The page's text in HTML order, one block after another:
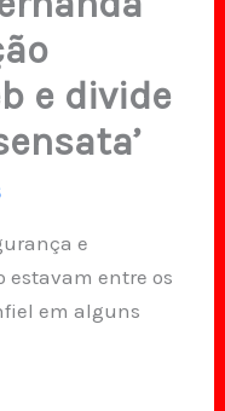
e divide
e
estavam entre os
em alguns